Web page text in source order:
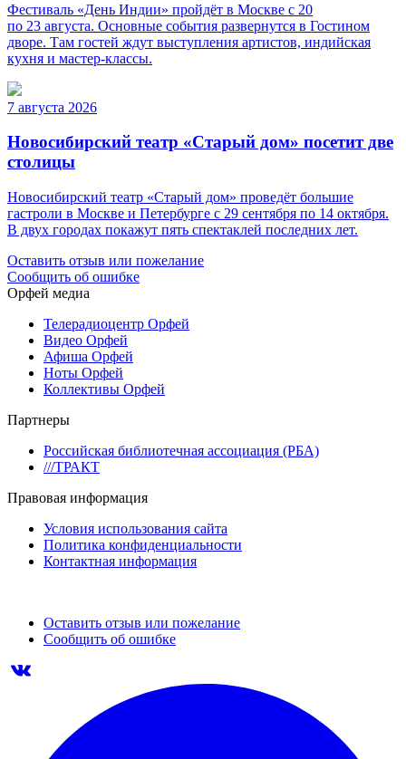
Фестиваль «День Индии» пройдёт в Москве с 20
по 23 августа. Основные события развернутся в Гостином
дворе. Там гостей ждут выступления артистов, индийская
кухня и мастер-классы.
7 августа 2026
Новосибирский театр «Старый дом» посетит две
столицы
Новосибирский театр «Старый дом» проведёт большие
гастроли в Москве и Петербурге с 29 сентября по 14 октября.
В двух городах покажут пять спектаклей последних лет.
Оставить отзыв или пожелание
Сообщить об ошибке
Орфей медиа
Телерадиоцентр Орфей
Видео Орфей
Афиша Орфей
Ноты Орфей
Коллективы Орфей
Партнеры
Российская библиотечная ассоциация (РБА)
///ТРАКТ
Правовая информация
Условия использования сайта
Политика конфиденциальности
Контактная информация
Оставить отзыв или пожелание
Сообщить об ошибке